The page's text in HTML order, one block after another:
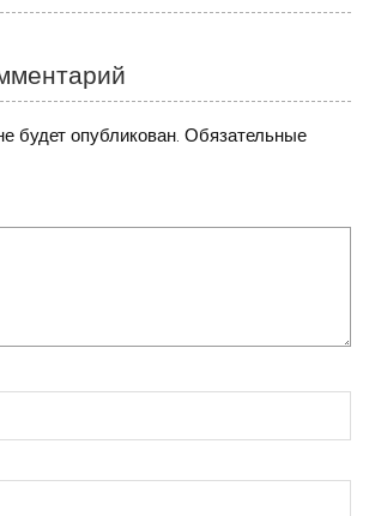
будет опубликован. Обязательные